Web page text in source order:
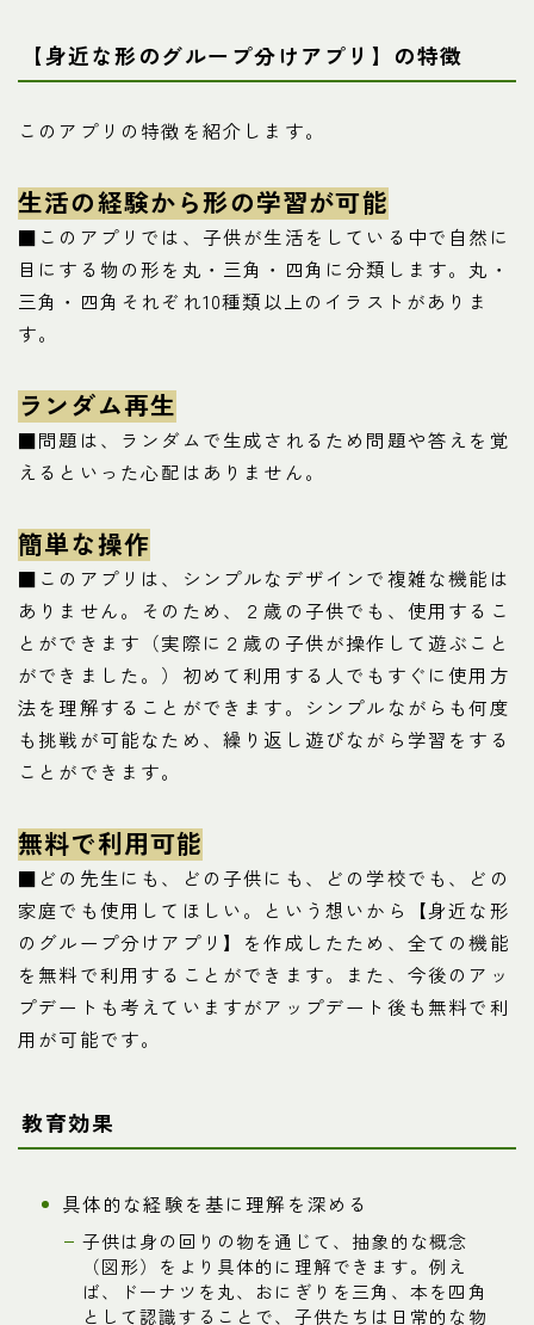
【身近な形のグループ分けアプリ】の特徴
このアプリの特徴を紹介します。
生活の経験から形の学習が可能
■このアプリでは、子供が生活をしている中で自然に
目にする物の形を丸・三角・四角に分類します。丸・
三角・四角それぞれ10種類以上のイラストがありま
す。
ランダム再生
■問題は、ランダムで生成されるため問題や答えを覚
えるといった心配はありません。
簡単な操作
■このアプリは、シンプルなデザインで複雑な機能は
ありません。そのため、２歳の子供でも、使用するこ
とができます（実際に２歳の子供が操作して遊ぶこと
ができました。）初めて利用する人でもすぐに使用方
法を理解することができます。シンプルながらも何度
も挑戦が可能なため、繰り返し遊びながら学習をする
ことができます。
無料で利用可能
■どの先生にも、どの子供にも、どの学校でも、どの
家庭でも使用してほしい。という想いから【身近な形
のグループ分けアプリ】を作成したため、全ての機能
を無料で利用することができます。また、今後のアッ
プデートも考えていますがアップデート後も無料で利
用が可能です。
教育効果
具体的な経験を基に理解を深める
子供は身の回りの物を通じて、抽象的な概念
（図形）をより具体的に理解できます。例え
ば、ドーナツを丸、おにぎりを三角、本を四角
として認識することで、子供たちは日常的な物